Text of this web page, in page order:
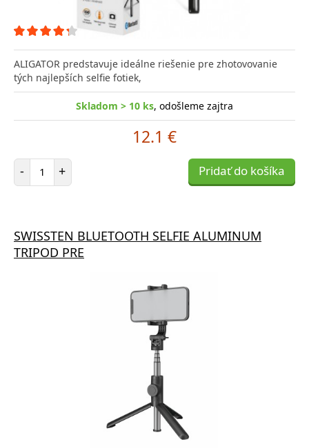
ALIGATOR predstavuje ideálne riešenie pre zhotovovanie
tých najlepších selfie fotiek,
Skladom > 10 ks, odošleme zajtra
12.1 €
- Počet položiek
+ Pridať do košíka
SWISSTEN BLUETOOTH SELFIE ALUMINUM
TRIPOD PRE